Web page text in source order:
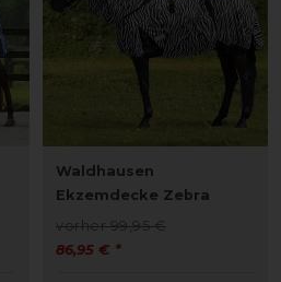
Waldhausen
Ekzemdecke Zebra
vorher 99,95 €
86,95 € *